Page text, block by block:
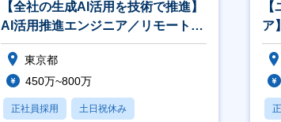
【全社の生成AI活用を技術で推進】
AI活用推進エンジニア／リモート・
フレックス有
東京都
450万~800万
正社員採用 土日祝休み
ア
モ